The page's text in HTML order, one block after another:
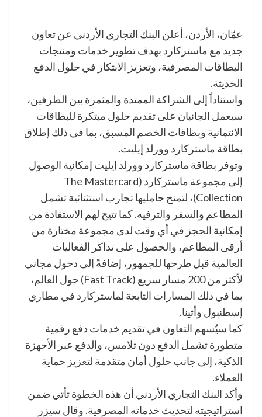
عمّان، الأردن، أعلن البنك التجاري الأردني عن تعاون
جديد مع ماستركارد بهدف تطوير خدمات ومنتجات
البطاقات المصرفية، وتعزيز الابتكار في حلول الدفع
الحديثة.
واستناداً إلى الشراكة الممتدة والمثمرة بين الطرفين،
سيعمل الجانبان على تقديم حلول مبتكرة للبطاقات
الائتمانية وبطاقات الخصم المسبق، بما في ذلك إطلاق
بطاقة ماستركارد وورلد إيليت.
وتوفر بطاقة ماستركارد وورلد إيليت إمكانية الوصول
إلى مجموعة ماستركارد (The Mastercard
Collection)، لتمنح حامليها تجارب استثنائية تشمل
المطاعم والسفر والترفيه. كما تتيح لهم الاستفادة من
إمكانية الحجز في أي وقت لدى مجموعة مختارة من
أرقى المطاعم، والحصول على تذاكر الفعاليات
العالمية قبل طرحها للجمهور، إضافةً إلى دخول مجاني
لأكثر من 200 مسار سريع (Fast Track) حول العالم،
بما في ذلك المسارات التابعة لماستركارد في مطاري
إسطنبول وأثينا.
كما سيُسهم التعاون في تقديم خدمات دفع رقمية
متطورة تشمل الدفع دون تلامس، والدفع عبر الأجهزة
الذكية، إلى جانب حلول أمان متقدمة لتعزيز حماية
العملاء.
وأكد البنك التجاري الأردني أن هذه الخطوة تأتي ضمن
استراتيجيته لتحديث خدماته المصرفية. وقال سيزر